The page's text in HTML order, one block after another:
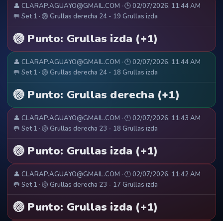
👤 CLARAP.AGUAYO@GMAIL.COM · 🕒 02/07/2026, 11:44 AM
🥅 Set 1 · 🏐 Grullas derecha 24 - 19 Grullas izda
🏐 Punto: Grullas izda (+1)
👤 CLARAP.AGUAYO@GMAIL.COM · 🕒 02/07/2026, 11:44 AM
🥅 Set 1 · 🏐 Grullas derecha 24 - 18 Grullas izda
🏐 Punto: Grullas derecha (+1)
👤 CLARAP.AGUAYO@GMAIL.COM · 🕒 02/07/2026, 11:43 AM
🥅 Set 1 · 🏐 Grullas derecha 23 - 18 Grullas izda
🏐 Punto: Grullas izda (+1)
👤 CLARAP.AGUAYO@GMAIL.COM · 🕒 02/07/2026, 11:42 AM
🥅 Set 1 · 🏐 Grullas derecha 23 - 17 Grullas izda
🏐 Punto: Grullas izda (+1)